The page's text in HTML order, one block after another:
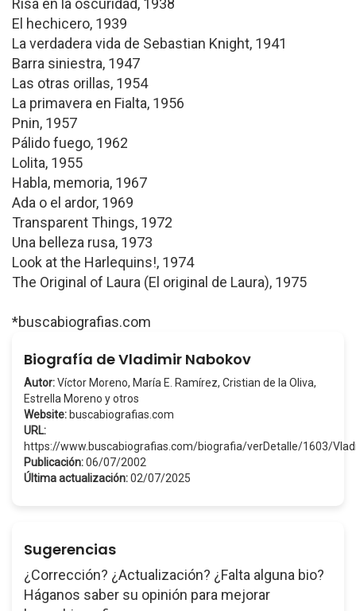
Risa en la oscuridad, 1938
El hechicero, 1939
La verdadera vida de Sebastian Knight, 1941
Barra siniestra, 1947
Las otras orillas, 1954
La primavera en Fialta, 1956
Pnin, 1957
Pálido fuego, 1962
Lolita, 1955
Habla, memoria, 1967
Ada o el ardor, 1969
Transparent Things, 1972
Una belleza rusa, 1973
Look at the Harlequins!, 1974
The Original of Laura (El original de Laura), 1975
*buscabiografias.com
Biografía de Vladimir Nabokov
Autor:Víctor Moreno, María E. Ramírez, Cristian de la Oliva,
Estrella Moreno y otros
Website: buscabiografias.com
URL:
https://www.buscabiografias.com/biografia/verDetalle/1603/
Publicación:06/07/2002
Última actualización:02/07/2025
Sugerencias
¿Corrección? ¿Actualización? ¿Falta alguna bio?
Háganos saber su opinión para mejorar